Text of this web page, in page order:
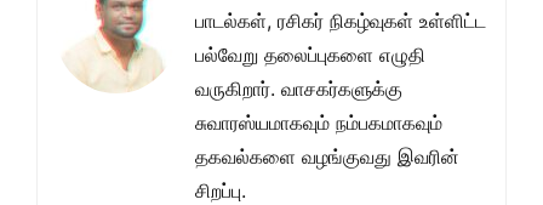
பாடல்கள், ரசிகர் நிகழ்வுகள் உள்ளிட்ட
பல்வேறு தலைப்புகளை எழுதி
வருகிறார். வாசகர்களுக்கு
சுவாரஸ்யமாகவும் நம்பகமாகவும்
தகவல்களை வழங்குவது இவரின்
சிறப்பு.